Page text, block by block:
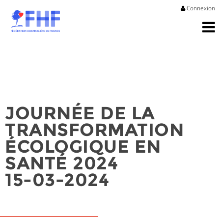
Connexion
JOURNÉE DE LA
TRANSFORMATION
ÉCOLOGIQUE EN
SANTÉ 2024
15-03-2024